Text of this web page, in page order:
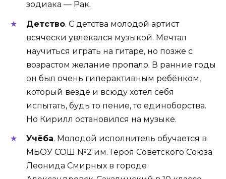
зодиака — Рак.
Детство. С детства молодой артист
всячески увлекался музыкой. Мечтал
научиться играть на гитаре, но позже с
возрастом желание пропало. В ранние годы
он был очень гиперактивным ребёнком,
который везде и всюду хотел себя
испытать, будь то пение, то единоборства.
Но Кирилл остановился на музыке.
Учёба. Молодой исполнитель обучается в
МБОУ СОШ №2 им. Героя Советского Союза
Леонида Смирных в городе